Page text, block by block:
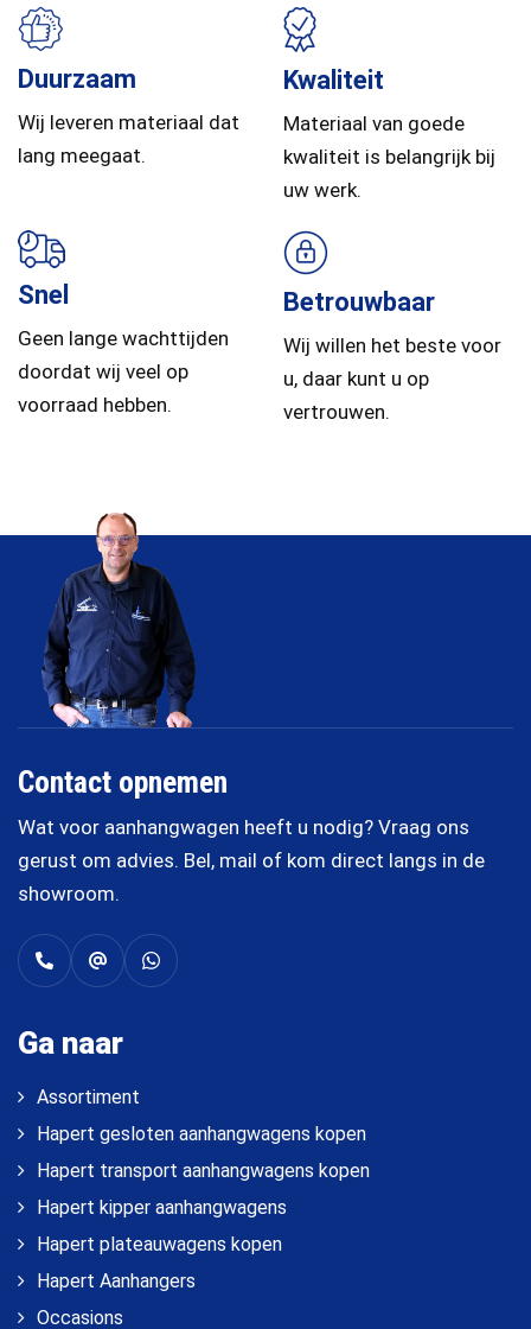
Duurzaam
Wij leveren materiaal dat
lang meegaat.
Kwaliteit
Materiaal van goede
kwaliteit is belangrijk bij
uw werk.
Snel
Geen lange wachttijden
doordat wij veel op
voorraad hebben.
Betrouwbaar
Wij willen het beste voor
u, daar kunt u op
vertrouwen.
Contact opnemen
Wat voor aanhangwagen heeft u nodig? Vraag ons
gerust om advies. Bel, mail of kom direct langs in de
showroom.
Ga naar
Assortiment
Hapert gesloten aanhangwagens kopen
Hapert transport aanhangwagens kopen
Hapert kipper aanhangwagens
Hapert plateauwagens kopen
Hapert Aanhangers
Occasions